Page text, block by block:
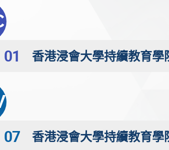
01 香港浸會大學持續教育學
07 香港浸會大學持續教育